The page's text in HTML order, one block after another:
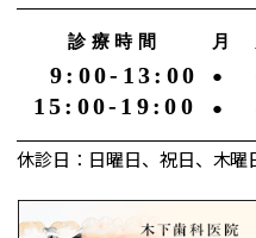
診療時間 月
9:00-13:00 ●
15:00-19:00 ●
休診日：日曜日、祝日、木